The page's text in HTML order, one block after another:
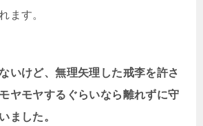
ます。
いけど、無理矢理した戒李を許さ
ヤモヤするぐらいなら離れずに守
ました。